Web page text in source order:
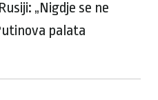
„Nigdje se ne
palata